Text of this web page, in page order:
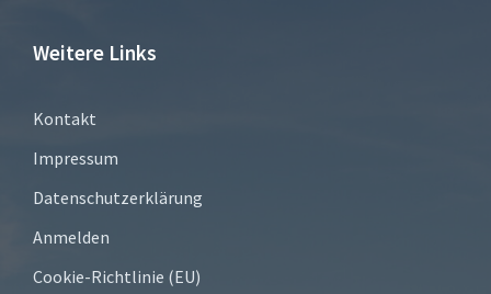
Weitere Links
Kontakt
Impressum
Datenschutzerklärung
Anmelden
Cookie-Richtlinie (EU)